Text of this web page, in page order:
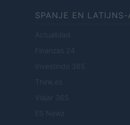
SPANJE EN LATIJNS-
Actualidad
Finanzas 24
Investindo 365
Think.es
Viajar 365
ES Newz